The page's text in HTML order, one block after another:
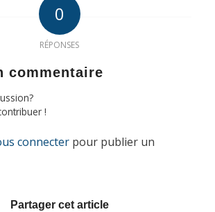
0
RÉPONSES
commentaire
!
connecterpour publier un
Partager cet article